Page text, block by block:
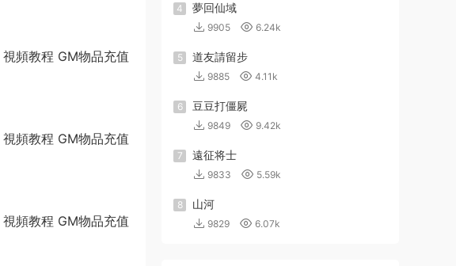
4 夢回仙域
9905 6.24k
5 道友請留步
9885 4.11k
6 豆豆打僵屍
9849 9.42k
7 遠征将士
9833 5.59k
8 山河
9829 6.07k